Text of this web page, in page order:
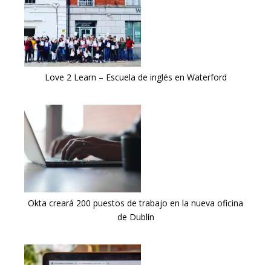
Love 2 Learn – Escuela de inglés en Waterford
Okta creará 200 puestos de trabajo en la nueva oficina
de Dublín